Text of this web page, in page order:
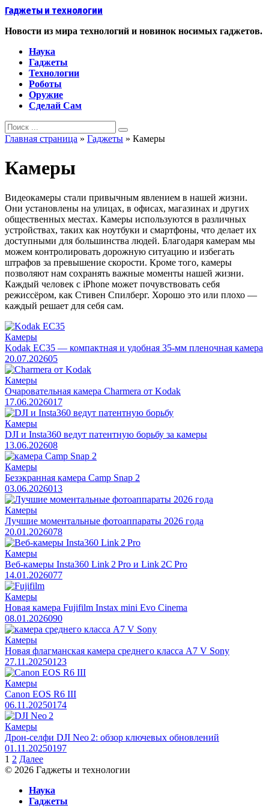
Перейти
контенту
Гаджеты и технологии
Новости из мира технологий и новинок носимых гаджетов.
Наука
Гаджеты
Технологии
Роботы
Оружие
Сделай Сам
Search
for:
Главная страница » Гаджеты » Камеры
Камеры
Видеокамеры стали привычным явлением в нашей жизни.
Они установлены на улицах, в офисах, магазинах и других
общественных местах. Камеры используются в различных
устройствах, таких как ноутбуки и смартфоны, что делает их
доступными для большинства людей. Благодаря камерам мы
можем контролировать дорожную ситуацию и избегать
штрафов за превышение скорости. Кроме того, камеры
позволяют нам сохранять важные моменты нашей жизни.
Каждый человек с iPhone может почувствовать себя
режиссёром, как Стивен Спилберг. Хорошо это или плохо —
каждый решает для себя сам.
Камеры
Kodak EC35 — компактная и удобная 35-мм пленочная камера
20.07.202605
Камеры
Очаровательная камера Charmera от Kodak
17.06.2026017
Камеры
DJI и Insta360 ведут патентную борьбу за камеры
13.06.202608
Камеры
Безэкранная камера Camp Snap 2
03.06.2026013
Камеры
Лучшие моментальные фотоаппараты 2026 года
20.01.2026078
Камеры
Веб‑камеры Insta360 Link 2 Pro и Link 2C Pro
14.01.2026077
Камеры
Новая камера Fujifilm Instax mini Evo Cinema
08.01.2026090
Камеры
Новая флагманская камера среднего класса A7 V Sony
27.11.20250123
Камеры
Canon EOS R6 III
06.11.20250174
Камеры
Дрон‑селфи DJI Neo 2: обзор ключевых обновлений
01.11.20250197
Пагинация
записей
1 2 Далее
© 2026 Гаджеты и технологии
Наука
Гаджеты